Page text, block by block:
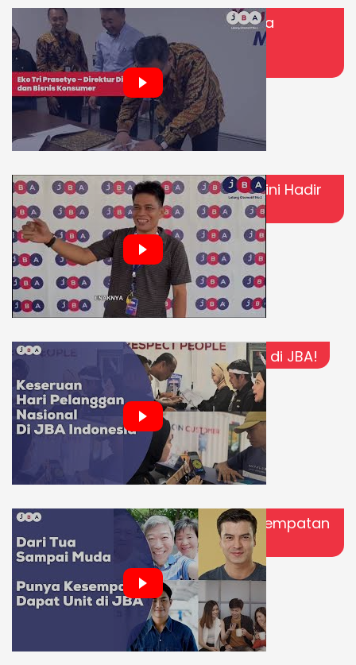
Langkah Besar JBA! Resmi Bermitra
dengan Bank Jateng untuk Lelang
Kendaraan
Lebih Dekat, Lebih Nyaman! | JBA Kini Hadir
di Palangkaraya
Keseruan Hari Pelanggan Nasional di JBA!
Dari Tua Sampai Muda, Punya Kesempatan
Dapat Unit di JBA!